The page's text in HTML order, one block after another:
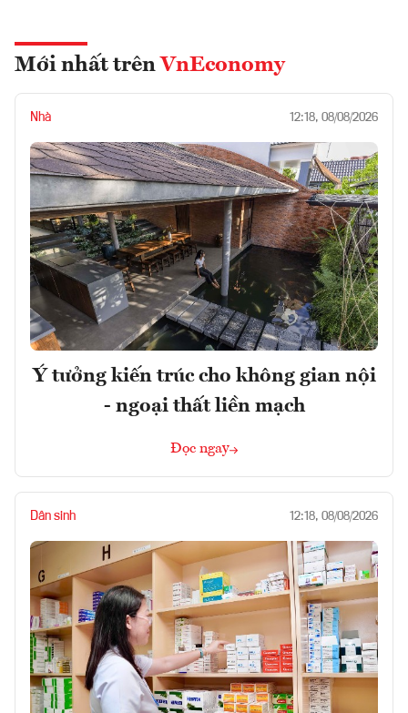
Mới nhất trên VnEconomy
Nhà 12:18, 08/08/2026
Ý tưởng kiến trúc cho không gian nội
- ngoại thất liền mạch
Đọc ngay
Dân sinh 12:18, 08/08/2026